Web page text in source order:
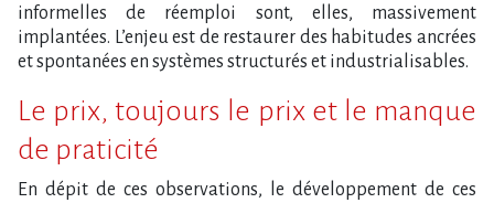
informelles de réemploi sont, elles, massivement
implantées. L’enjeu est de restaurer des habitudes ancrées
et spontanées en systèmes structurés et industrialisables.
Le prix, toujours le prix et le manque
de praticité
En dépit de ces observations, le développement de ces